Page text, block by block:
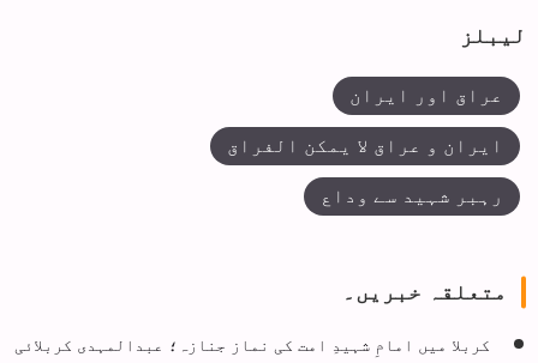
لیبلز
عراق اور ایران
ایران و عراق لا یمکن الفراق
رہبر شہید سے وداع
متعلقہ خبریں۔
کربلا میں امامِ شہیدِ امت کی نماز جنازہ؛ عبدالمہدی کربلائی